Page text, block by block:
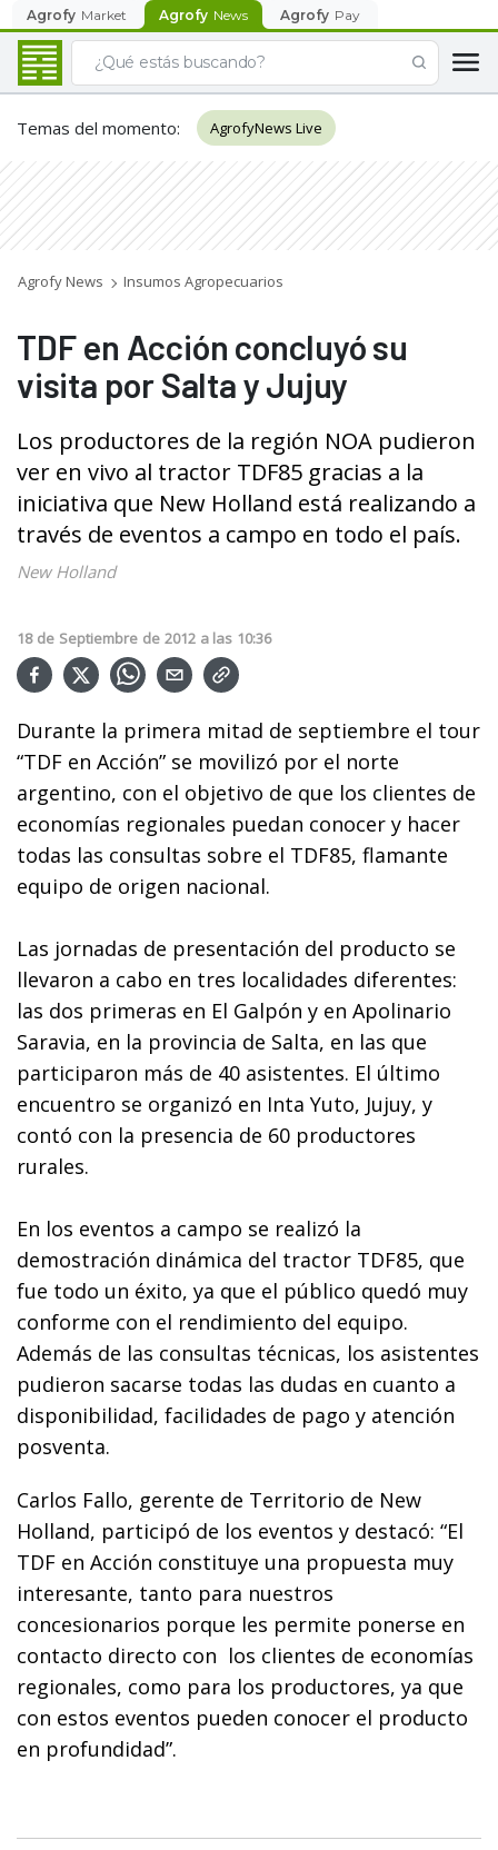
Agrofy Market Agrofy News Agrofy Pay
Temas del momento: AgrofyNews Live
Agrofy News Insumos Agropecuarios
TDF en Acción concluyó su
visita por Salta y Jujuy
Los productores de la región NOA pudieron
ver en vivo al tractor TDF85 gracias a la
iniciativa que New Holland está realizando a
través de eventos a campo en todo el país.
New Holland
18 de Septiembre de 2012 a las 10:36
Durante la primera mitad de septiembre el tour
“TDF en Acción” se movilizó por el norte
argentino, con el objetivo de que los clientes de
economías regionales puedan conocer y hacer
todas las consultas sobre el TDF85, flamante
equipo de origen nacional.
Las jornadas de presentación del producto se
llevaron a cabo en tres localidades diferentes:
las dos primeras en El Galpón y en Apolinario
Saravia, en la provincia de Salta, en las que
participaron más de 40 asistentes. El último
encuentro se organizó en Inta Yuto, Jujuy, y
contó con la presencia de 60 productores
rurales.
En los eventos a campo se realizó la
demostración dinámica del tractor TDF85, que
fue todo un éxito, ya que el público quedó muy
conforme con el rendimiento del equipo.
Además de las consultas técnicas, los asistentes
pudieron sacarse todas las dudas en cuanto a
disponibilidad, facilidades de pago y atención
posventa.
Carlos Fallo, gerente de Territorio de New
Holland, participó de los eventos y destacó: “El
TDF en Acción constituye una propuesta muy
interesante, tanto para nuestros
concesionarios porque les permite ponerse en
contacto directo con los clientes de economías
regionales, como para los productores, ya que
con estos eventos pueden conocer el producto
en profundidad”.